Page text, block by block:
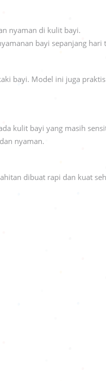
nyaman di kulit bayi.
bayi sepanjang hari
bayi. Model ini juga
kulit bayi yang masih
nyaman.
dibuat rapi dan kuat